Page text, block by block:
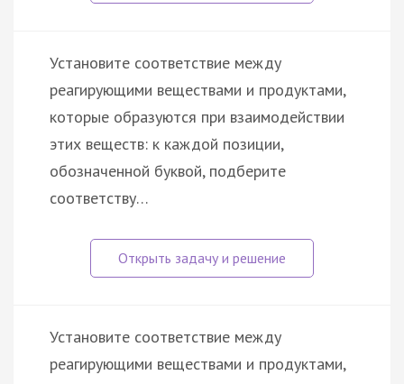
Установите соответствие между
реагирующими веществами и продуктами,
которые образуются при взаимодействии
этих веществ: к каждой позиции,
обозначенной буквой, подберите
соответству…
Установите соответствие между
реагирующими веществами и продуктами,